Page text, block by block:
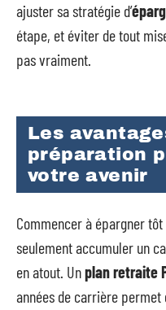
ajuster sa stratégie d’
étape, et éviter de tout
pas vraiment.
Les
préparation
votre avenir
Commencer à épargner
seulement accumuler un
en atout. Unplan retraite
années de carrière